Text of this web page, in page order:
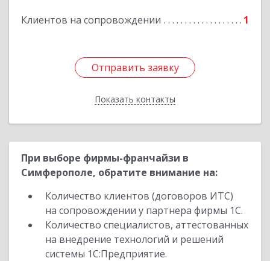
Клиентов на сопровождении 1
Отправить заявку
Показать контакты
Отправить заявку
Назад
При выборе фирмы-франчайзи в
Симферополе, обратите внимание на:
Количество клиентов (договоров ИТС)
на сопровождении у партнера фирмы 1С.
Количество специалистов, аттестованных
на внедрение технологий и решений
системы 1С:Предприятие.